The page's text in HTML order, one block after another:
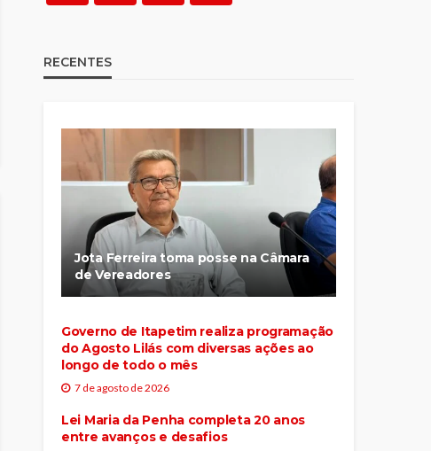
RECENTES
Jota Ferreira toma posse na Câmara
de Vereadores
Governo de Itapetim realiza programação
do Agosto Lilás com diversas ações ao
longo de todo o mês
7 de agosto de 2026
Lei Maria da Penha completa 20 anos
entre avanços e desafios